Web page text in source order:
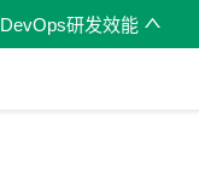
DevOps研发效能